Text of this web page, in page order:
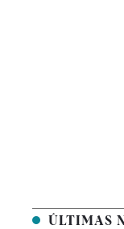
ÚLTIMAS